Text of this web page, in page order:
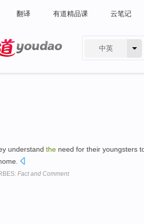
翻译 有道精品课 云笔记
中英
understand the need for their youngsters
Fact and Comment